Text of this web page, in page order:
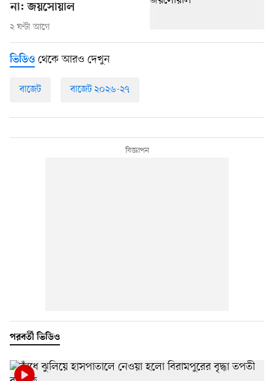
না: জয়সোয়াল
২ ঘণ্টা আগে
ভিডিও থেকে আরও দেখুন
বাজেট বাজেট ২০২৬-২৭
পরবর্তী ভিডিও